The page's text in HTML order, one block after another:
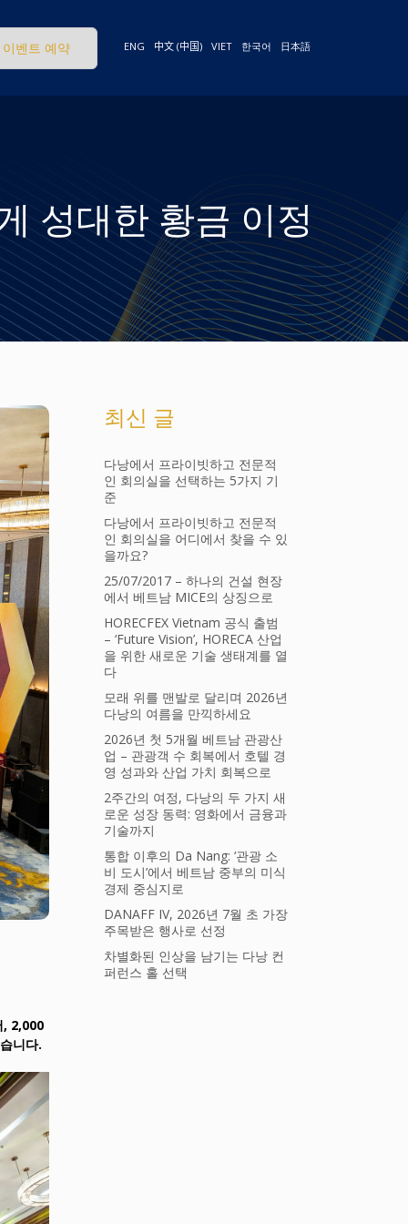
이벤트 예약 ENG 中文 (中国) VIET 한국어 日本語
성대한 황금 이정
2,000
니다.
최신 글
다낭에서 프라이빗하고 전문적
인 회의실을 선택하는 5가지 기
준
다낭에서 프라이빗하고 전문적
인 회의실을 어디에서 찾을 수 있
을까요?
25/07/2017 – 하나의 건설 현장
에서 베트남 MICE의 상징으로
HORECFEX Vietnam 공식 출범
– ‘Future Vision’, HORECA 산업
을 위한 새로운 기술 생태계를 열
다
모래 위를 맨발로 달리며 2026년
다낭의 여름을 만끽하세요
2026년 첫 5개월 베트남 관광산
업 – 관광객 수 회복에서 호텔 경
영 성과와 산업 가치 회복으로
2주간의 여정, 다낭의 두 가지 새
로운 성장 동력: 영화에서 금융과
기술까지
통합 이후의 Da Nang: ‘관광 소
비 도시’에서 베트남 중부의 미식
경제 중심지로
DANAFF IV, 2026년 7월 초 가장
주목받은 행사로 선정
차별화된 인상을 남기는 다낭 컨
퍼런스 홀 선택